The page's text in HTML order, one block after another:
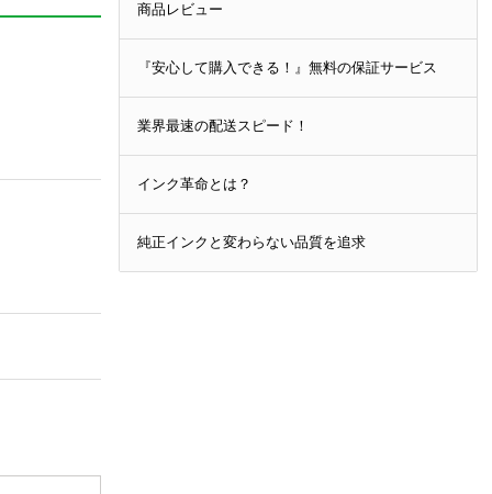
商品レビュー
『安心して購入できる！』無料の保証サービス
業界最速の配送スピード！
インク革命とは？
純正インクと変わらない品質を追求